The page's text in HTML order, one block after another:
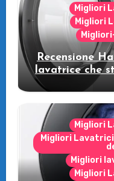
Migliori
Migliori
Recensione
lavatrice che
Migliori
Migliori
Migliori
Migliori